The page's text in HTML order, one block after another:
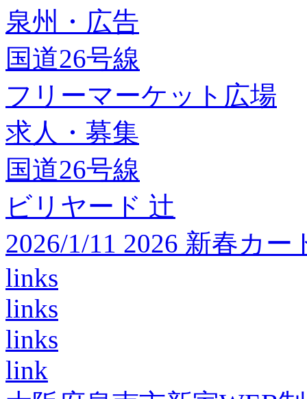
泉州・広告
国道26号線
フリーマーケット広場
求人・募集
国道26号線
ビリヤード 辻
2026/1/11 2026 新春カ
links
links
links
link